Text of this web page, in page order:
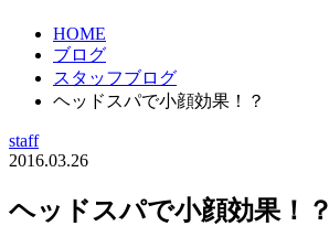
HOME
ブログ
スタッフブログ
ヘッドスパで小顔効果！？
staff
2016.03.26
ヘッドスパで小顔効果！？